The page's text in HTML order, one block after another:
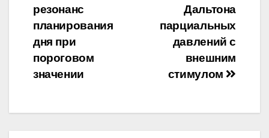
Дальтона
парциальных
давлений с
внешним
стимулом
резонанс
планирования
дня при
пороговом
значении